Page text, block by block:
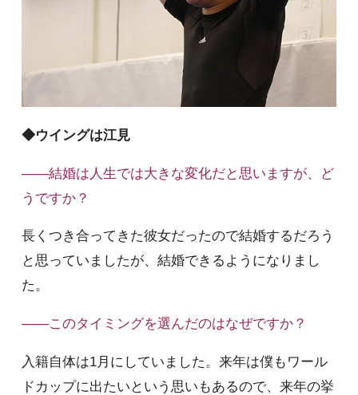
◆ウイングは江見
――結婚は人生では大きな変化だと思いますが、ど
うですか？
長くつき合ってきた彼女だったので結婚するだろう
と思っていましたが、結婚できるようになりまし
た。
――このタイミングを選んだのはなぜですか？
入籍自体は1月にしていました。来年は僕もワール
ドカップに出たいという思いもあるので、来年の挙